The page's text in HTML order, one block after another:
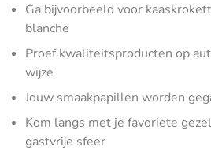
Ga bijvoorbeeld voor
blanche
Proef kwaliteitsproducten op
wijze
Jouw smaakpapillen worden
Kom langs met je favoriete
gastvrije sfeer